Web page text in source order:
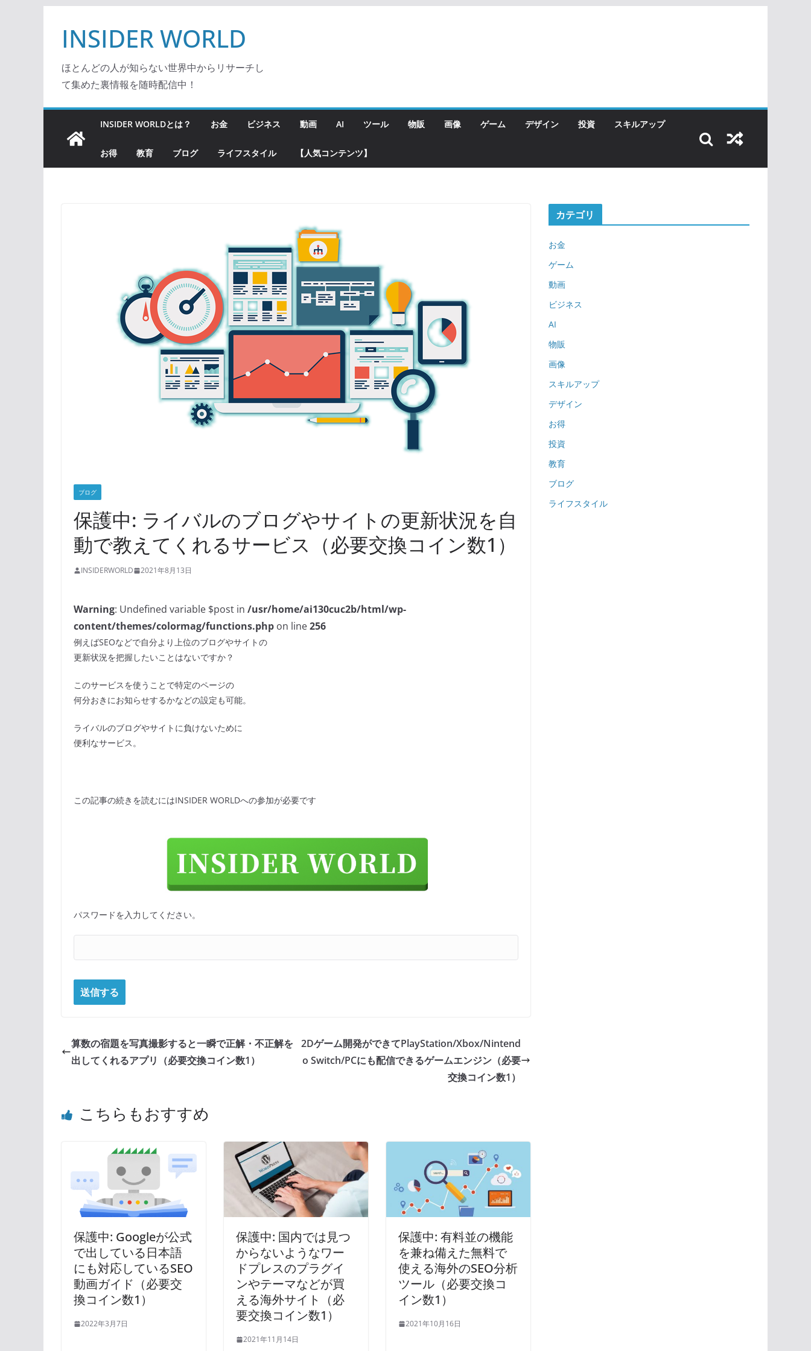
プ
INSIDER WORLD
ほとんどの人が知らない世界中からリサーチし
て集めた裏情報を随時配信中！
INSIDER WORLDとは？ お金 ビジネス 動画 AI ツール 物販 画像 ゲーム デザイン 投資 スキルアップ
お得 教育 ブログ ライフスタイル 【人気コンテンツ】
ブログ
保護中: ライバルのブログやサイトの更新状況を自
動で教えてくれるサービス（必要交換コイン数1）
INSIDERWORLD 2021年8月13日
Warning: Undefined variable $post in /usr/home/ai130cuc2b/html/wp-
content/themes/colormag/functions.php on line256
例えばSEOなどで自分より上位のブログやサイトの
更新状況を把握したいことはないですか？
このサービスを使うことで特定のページの
何分おきにお知らせするかなどの設定も可能。
ライバルのブログやサイトに負けないために
便利なサービス。
この記事の続きを読むにはINSIDER WORLDへの参加が必要です
パスワードを入力してください。
算数の宿題を写真撮影すると一瞬で正解・不正解を
出してくれるアプリ（必要交換コイン数1）
2Dゲーム開発ができてPlayStation/Xbox/Nintend
o Switch/PCにも配信できるゲームエンジン（必要
交換コイン数1）
こちらもおすすめ
保護中: Googleが公式
で出している日本語
にも対応しているSEO
動画ガイド（必要交
換コイン数1）
2022年3月7日
保護中: 国内では見つ
からないようなワー
ドプレスのプラグイ
ンやテーマなどが買
える海外サイト（必
要交換コイン数1）
2021年11月14日
保護中: 有料並の機能
を兼ね備えた無料で
使える海外のSEO分析
ツール（必要交換コ
イン数1）
2021年10月16日
カテゴリ
お金
ゲーム
動画
ビジネス
AI
物販
画像
スキルアップ
デザイン
お得
投資
教育
ブログ
ライフスタイル